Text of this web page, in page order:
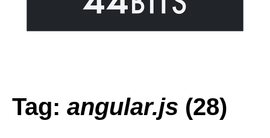
Tag: angular.js (28)